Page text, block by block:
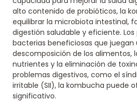
alto contenido de probióticos, la
equilibrar la microbiota intestinal,
digestión saludable y eficiente.
bacterias beneficiosas que juegan
descomposición de los alimentos,
nutrientes y la eliminación de
problemas digestivos, como el
irritable (SII), la kombucha puede
significativo.